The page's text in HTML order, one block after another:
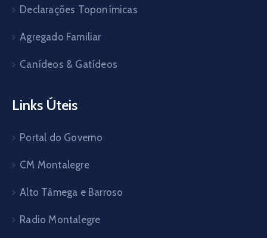
Declarações Toponímicas
Agregado Familiar
Canídeos & Gatídeos
Links Úteis
Portal do Governo
CM Montalegre
Alto Tâmega e Barroso
Radio Montalegre